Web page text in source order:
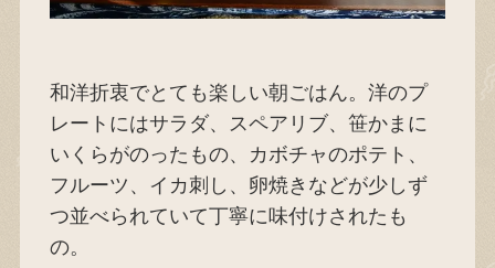
和洋折衷でとても楽しい朝ごはん。洋のプ
レートにはサラダ、スペアリブ、笹かまに
いくらがのったもの、カボチャのポテト、
フルーツ、イカ刺し、卵焼きなどが少しず
つ並べられていて丁寧に味付けされたも
の。